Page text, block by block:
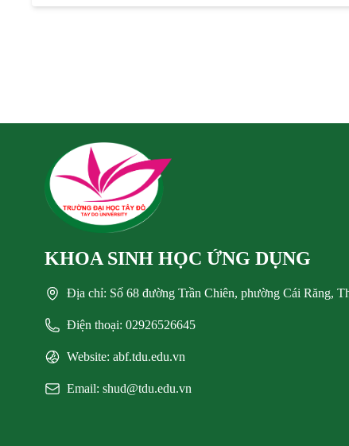
KHOA SINH HỌC ỨNG DỤNG
Địa chỉ: Số 68 đường Trần Chiên, phường Cái Răng,
Điện thoại: 02926526645
Website: abf.tdu.edu.vn
Email: shud@tdu.edu.vn